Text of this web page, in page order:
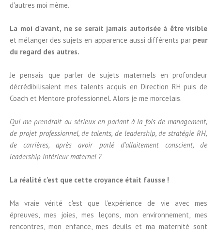
d'autres moi même.
La moi d'avant, ne se serait jamais autorisée à être visible
et mélanger des sujets en apparence aussi différents par peur
du regard des autres.
Je pensais que parler de sujets maternels en profondeur
décrédibilisaient mes talents acquis en Direction RH puis de
Coach et Mentore professionnel. Alors je me morcelais.
Qui me prendrait au sérieux en parlant à la fois de management,
de projet professionnel, de talents, de leadership, de stratégie RH,
de carrières, après avoir parlé d'allaitement conscient, de
leadership intérieur maternel ?
La réalité c'est que cette croyance était fausse !
Ma vraie vérité c'est que l'expérience de vie avec mes
épreuves, mes joies, mes leçons, mon environnement, mes
rencontres, mon enfance, mes deuils et ma maternité sont